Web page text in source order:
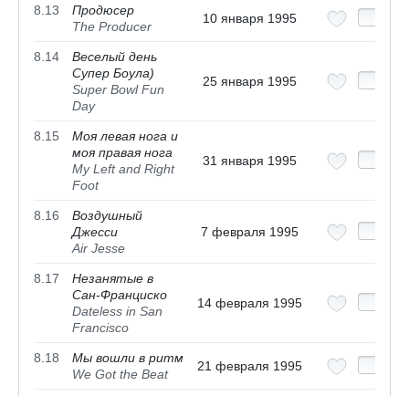
8.13
Продюсер
The Producer
10 января 1995
8.14
Веселый день
Супер Боула)
Super Bowl Fun
Day
25 января 1995
8.15
Моя левая нога и
моя правая нога
My Left and Right
Foot
31 января 1995
8.16
Воздушный
Джесси
Air Jesse
7 февраля 1995
8.17
Незанятые в
Сан-Франциско
Dateless in San
Francisco
14 февраля 1995
8.18
Мы вошли в ритм
We Got the Beat
21 февраля 1995